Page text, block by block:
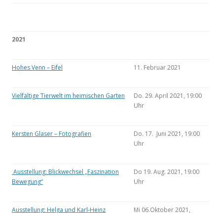
2021
Hohes Venn – Eifel 11. Februar 2021
Vielfältige Tierwelt im heimischen Garten
Do. 29. April 2021, 19:00
Uhr
Kersten Glaser – Fotografien
Do. 17. Juni 2021, 19:00
Uhr
Ausstellung: Blickwechsel „Faszination
Bewegung“
Do 19. Aug. 2021, 19:00
Uhr
Ausstellung: Helga und Karl-Heinz
Mi 06.Oktober 2021,